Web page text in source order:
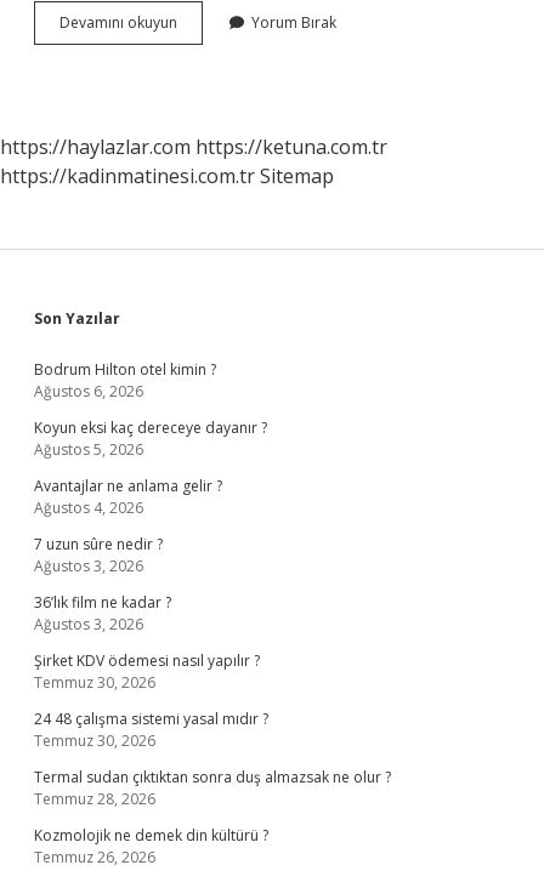
Devamını okuyun
Suyu
Tok
Karnına
Yorum Bırak
https://haylazlar.com https://ketuna.com.tr
https://kadinmatinesi.com.trSitemap
Sidebar
Son Yazılar
Bodrum Hilton otel kimin ?
Ağustos 6, 2026
Koyun eksi kaç dereceye dayanır ?
Ağustos 5, 2026
Avantajlar ne anlama gelir ?
Ağustos 4, 2026
7 uzun sûre nedir ?
Ağustos 3, 2026
36’lık film ne kadar ?
Ağustos 3, 2026
Şirket KDV ödemesi nasıl yapılır ?
Temmuz 30, 2026
24 48 çalışma sistemi yasal mıdır ?
Temmuz 30, 2026
Termal sudan çıktıktan sonra duş almazsak ne olur ?
Temmuz 28, 2026
Kozmolojik ne demek din kültürü ?
Temmuz 26, 2026